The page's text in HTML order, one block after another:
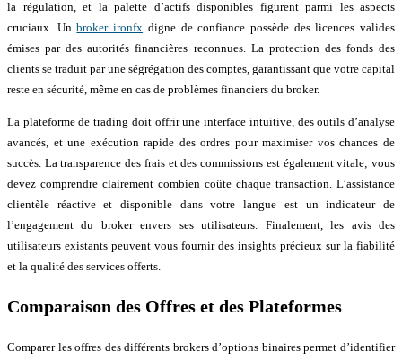
la régulation, et la palette d’actifs disponibles figurent parmi les aspects
cruciaux. Unbroker ironfx digne de confiance possède des licences valides
émises par des autorités financières reconnues. La protection des fonds des
clients se traduit par une ségrégation des comptes, garantissant que votre capital
reste en sécurité, même en cas de problèmes financiers du broker.
La plateforme de trading doit offrir une interface intuitive, des outils d’analyse
avancés, et une exécution rapide des ordres pour maximiser vos chances de
succès. La transparence des frais et des commissions est également vitale; vous
devez comprendre clairement combien coûte chaque transaction. L’assistance
clientèle réactive et disponible dans votre langue est un indicateur de
l’engagement du broker envers ses utilisateurs. Finalement, les avis des
utilisateurs existants peuvent vous fournir des insights précieux sur la fiabilité
et la qualité des services offerts.
Comparaison des Offres et des Plateformes
Comparer les offres des différents brokers d’options binaires permet d’identifier